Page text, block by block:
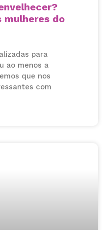
mulheres do
para
ao menos a
que nos
com